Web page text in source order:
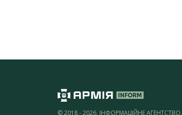
© 2018 - 2026, ІНФОРМАЦІЙНЕ АГЕНТСТВО,